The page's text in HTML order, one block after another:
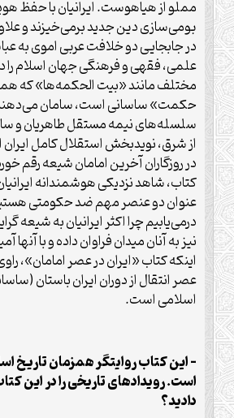
مملو از هیاهوست. ایرانیان با حفظ
بومی‌سازی دین جدید برمی‌خیزند و
در جابجایی دو خلافت عربی اموی به
علمی، فقهی و فرهنگی جهان اسلام را
مختلف مانند «بیت الحکمه‌ها» که
حکمت» ساسانی است، سامان
سلسله‌های نیمه مستقل طاهریان و
از شرق، نویدبخش استقلال کامل
در روزگاران آخرین امامان شیعه رقم
کتاب، شاهد نزدیکی هوشمندانه
عنوان دو عنصر مهم ضد حکومتی
درمی‌یابیم چرا اکثر ایرانیان به شیعه
نیز به آنان میدان فراوان داده و با آنها
اینکه کتاب «ایران در عصر امامان»،
عصر انتقال از دوران ایران باستان
اسلامی است.
– این کتاب روایتگر همزمان تاریخ
است. رویدادهای تاریخی را در این
دادید؟